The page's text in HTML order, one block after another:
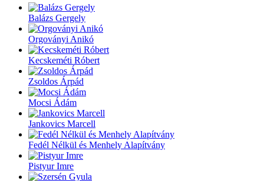
Balázs Gergely
Orgoványi Anikó
Kecskeméti Róbert
Zsoldos Árpád
Mocsi Ádám
Jankovics Marcell
Fedél Nélkül és Menhely Alapítvány
Pistyur Imre